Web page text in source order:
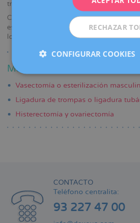
transcurrido desde ella.
Cualquiera que sea el miembro de la
esterilizarse, el cirujano pedirá el
los dos antes de realizar la operación.
Métodos anticonceptivos
Vasectomía o esterilización
Ligadura de trompas o ligadura
Histerectomía y ovariectomía
CONTACTO
Teléfono centralita:
93 227 47 00
RECHAZAR
CONFIGURAR COOKIES